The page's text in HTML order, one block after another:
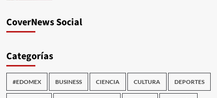
CoverNews Social
Categorías
#EDOMEX BUSINESS CIENCIA CULTURA DEPORTES